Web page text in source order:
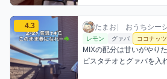
たまおのココナッツミックスを見る
4.3 たまお / おうちシ
たまお| おうちシー
利用フレーバー
レモン グァバ ココナッツ
コメント
MIXの配分は甘いがやり
ピスタチオとグァバを入
評価